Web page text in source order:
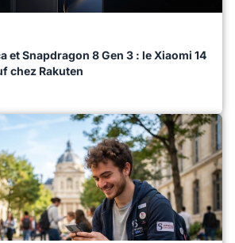
et Snapdragon 8 Gen 3 : le Xiaomi 14
chez Rakuten